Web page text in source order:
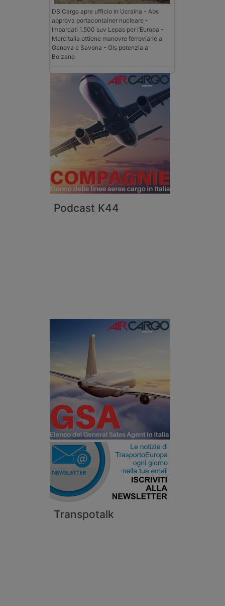
DB Cargo apre ufficio in Ucraina - Abs
approva portacontainer nucleare -
Imbarcati 1.500 suv Lepas per l’Europa -
Mercitalia ottiene manovre ferroviarie a
Genova e Savona - Gls potenzia a
Bolzano
Podcast K44
Transpotalk